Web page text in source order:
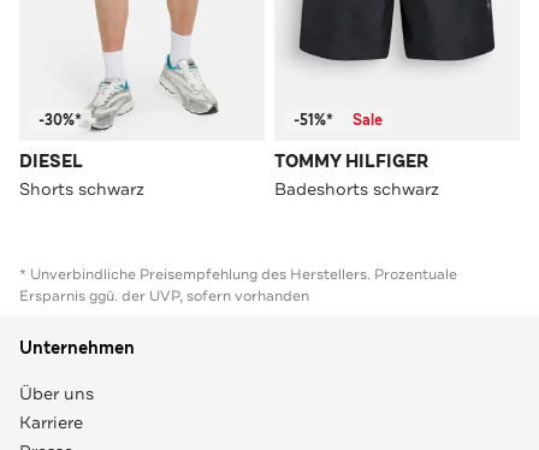
-30%*
DIESEL
Shorts schwarz
-51%* Sale
TOMMY HILFIGER
Badeshorts schwarz
* Unverbindliche Preisempfehlung des Herstellers. Prozentuale
Ersparnis ggü. der UVP, sofern vorhanden
Unternehmen
Über uns
Karriere